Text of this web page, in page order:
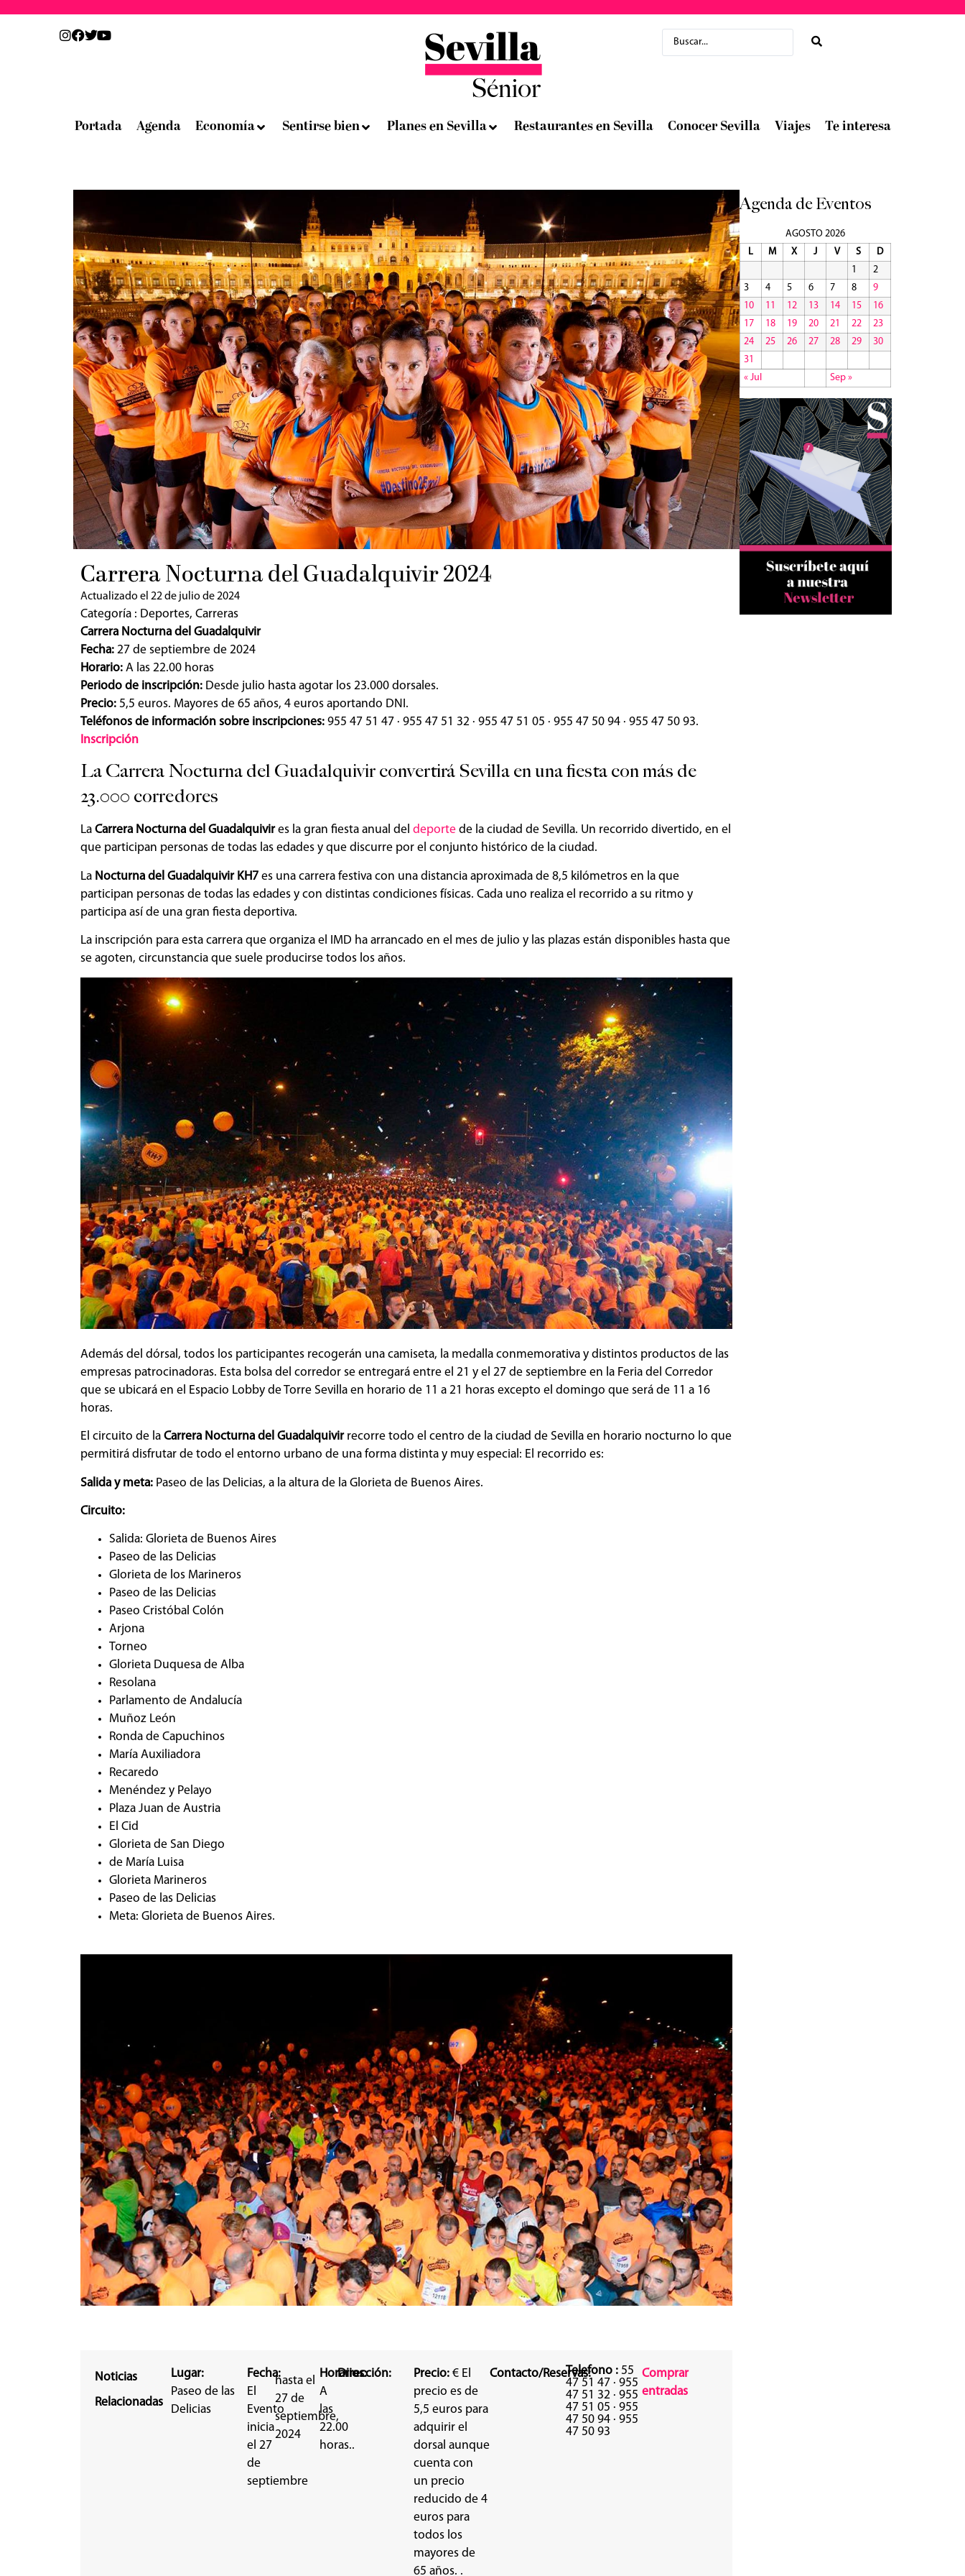
Portada Agenda Economía Sentirse bien Planes en Sevilla Restaurantes en Sevilla Conocer Sevilla Viajes Te interesa
Carrera Nocturna del Guadalquivir 2024
Actualizado el 22 de julio de 2024
Categoría : Deportes, Carreras
Carrera Nocturna del Guadalquivir
Fecha: 27 de septiembre de 2024
Horario: A las 22.00 horas
Periodo de inscripción: Desde julio hasta agotar los 23.000 dorsales.
Precio: 5,5 euros. Mayores de 65 años, 4 euros aportando DNI.
Teléfonos de información sobre inscripciones: 955 47 51 47 · 955 47 51 32 · 955 47 51 05 · 955 47 50 94 · 955 47 50 93.
Inscripción
La Carrera Nocturna del Guadalquivir convertirá Sevilla en una fiesta con más de
23.000 corredores
La Carrera Nocturna del Guadalquivires la gran fiesta anual del deporte de la ciudad de Sevilla. Un recorrido divertido, en el
que participan personas de todas las edades y que discurre por el conjunto histórico de la ciudad.
La Nocturna del Guadalquivir KH7 es una carrera festiva con una distancia aproximada de 8,5 kilómetros en la que
participan personas de todas las edades y con distintas condiciones físicas. Cada uno realiza el recorrido a su ritmo y
participa así de una gran fiesta deportiva.
La inscripción para esta carrera que organiza el IMD ha arrancado en el mes de julio y las plazas están disponibles hasta que
se agoten, circunstancia que suele producirse todos los años.
Además del dórsal, todos los participantes recogerán una camiseta, la medalla conmemorativa y distintos productos de las
empresas patrocinadoras. Esta bolsa del corredor se entregará entre el 21 y el 27 de septiembre en la Feria del Corredor
que se ubicará en el Espacio Lobby de Torre Sevilla en horario de 11 a 21 horas excepto el domingo que será de 11 a 16
horas.
El circuito de la Carrera Nocturna del Guadalquivirrecorre todo el centro de la ciudad de Sevilla en horario nocturno lo que
permitirá disfrutar de todo el entorno urbano de una forma distinta y muy especial: El recorrido es:
Salida y meta: Paseo de las Delicias, a la altura de la Glorieta de Buenos Aires.
Circuito:
Salida: Glorieta de Buenos Aires
Paseo de las Delicias
Glorieta de los Marineros
Paseo de las Delicias
Paseo Cristóbal Colón
Arjona
Torneo
Glorieta Duquesa de Alba
Resolana
Parlamento de Andalucía
Muñoz León
Ronda de Capuchinos
María Auxiliadora
Recaredo
Menéndez y Pelayo
Plaza Juan de Austria
El Cid
Glorieta de San Diego
de María Luisa
Glorieta Marineros
Paseo de las Delicias
Meta: Glorieta de Buenos Aires.
Noticias
Relacionadas
Lugar:
Paseo de las
Delicias
Fecha:
El
Evento
inicia
el 27
de
septiembre
hasta el
27 de
septiembre,
2024
Horarios:
A
las
22.00
horas..
Dirección: Precio: € El
precio es de
5,5 euros para
adquirir el
dorsal aunque
cuenta con
un precio
reducido de 4
euros para
todos los
mayores de
65 años. .
Contacto/Reservas:Telefono : 55
47 51 47 · 955
47 51 32 · 955
47 51 05 · 955
47 50 94 · 955
47 50 93
Comprar
entradas
Agenda de Eventos
AGOSTO 2026
L
M X J V S
D
1
2
3
4 5 6 7 8
9
10
11 12 13 14 15
16
17
18 19 20 21 22
23
24
25 26 27 28 29
30
31
« Jul
Sep »